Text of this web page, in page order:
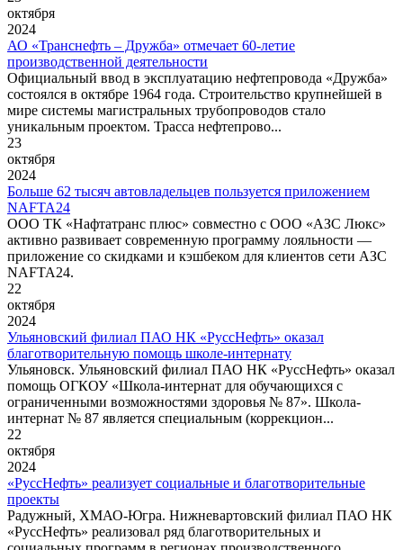
октября
2024
АО «Транснефть – Дружба» отмечает 60-летие
производственной деятельности
Официальный ввод в эксплуатацию нефтепровода «Дружба»
состоялся в октябре 1964 года. Строительство крупнейшей в
мире системы магистральных трубопроводов стало
уникальным проектом. Трасса нефтепрово...
23
октября
2024
Больше 62 тысяч автовладельцев пользуется приложением
NAFTA24
ООО ТК «Нафтатранс плюс» совместно с ООО «АЗС Люкс»
активно развивает современную программу лояльности —
приложение со скидками и кэшбеком для клиентов сети АЗС
NAFTA24.
22
октября
2024
Ульяновский филиал ПАО НК «РуссНефть» оказал
благотворительную помощь школе-интернату
Ульяновск. Ульяновский филиал ПАО НК «РуссНефть» оказал
помощь ОГКОУ «Школа-интернат для обучающихся с
ограниченными возможностями здоровья № 87». Школа-
интернат № 87 является специальным (коррекцион...
22
октября
2024
«РуссНефть» реализует социальные и благотворительные
проекты
Радужный, ХМАО-Югра. Нижневартовский филиал ПАО НК
«РуссНефть» реализовал ряд благотворительных и